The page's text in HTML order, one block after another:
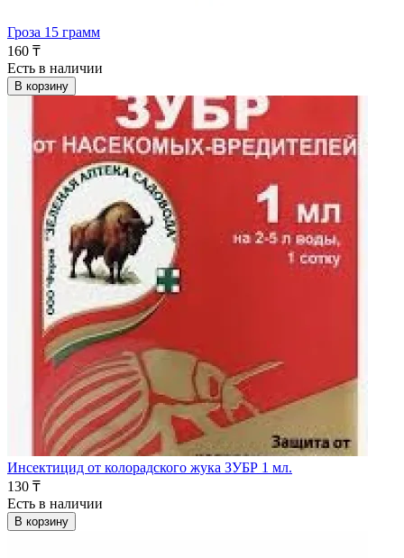
Гроза 15 грамм
160 ₸
Есть в наличии
В корзину
Инсектицид от колорадского жука ЗУБР 1 мл.
130 ₸
Есть в наличии
В корзину